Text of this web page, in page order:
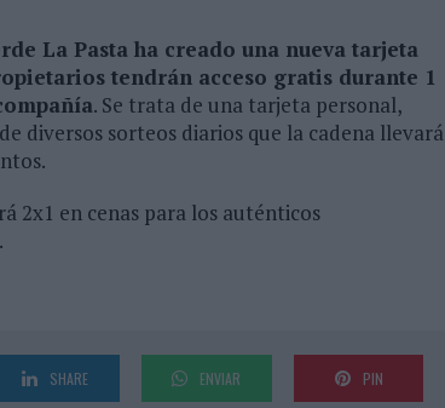
La Pasta ha creado una nueva tarjeta
tendrán acceso gratis durante 1
. Se trata de una tarjeta personal,
diversos sorteos diarios que la cadena llevará
2x1 en cenas para los auténticos
SHARE ENVIAR PIN